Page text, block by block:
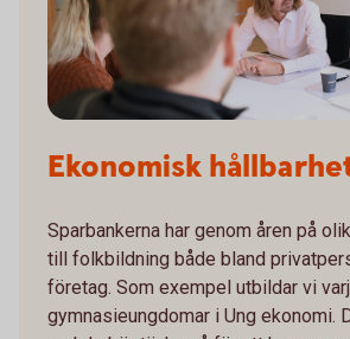
Ekonomisk
Sparbankerna har genom åren på
till folkbildning både bland
företag. Som exempel utbildar vi
gymnasieungdomar i Ung ekonomi.